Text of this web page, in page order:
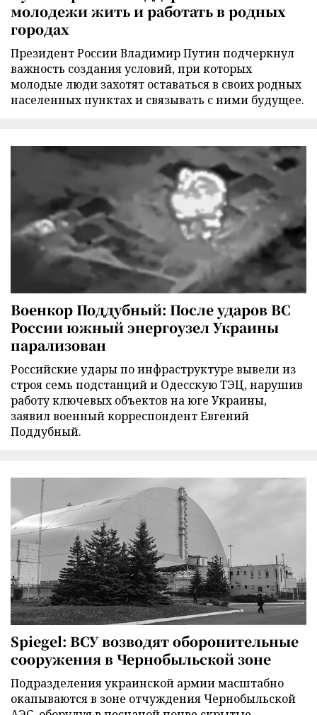
молодежи жить и работать в родных
городах
Президент России Владимир Путин подчеркнул
важность создания условий, при которых
молодые люди захотят оставаться в своих родных
населенных пунктах и связывать с ними будущее.
Военкор Поддубный: После ударов ВС
России южный энергоузел Украины
парализован
Российские удары по инфраструктуре вывели из
строя семь подстанций и Одесскую ТЭЦ, нарушив
работу ключевых объектов на юге Украины,
заявил военный корреспондент Евгений
Поддубный.
Spiegel: ВСУ возводят оборонительные
сооружения в Чернобыльской зоне
Подразделения украинской армии масштабно
окапываются в зоне отчуждения Чернобыльской